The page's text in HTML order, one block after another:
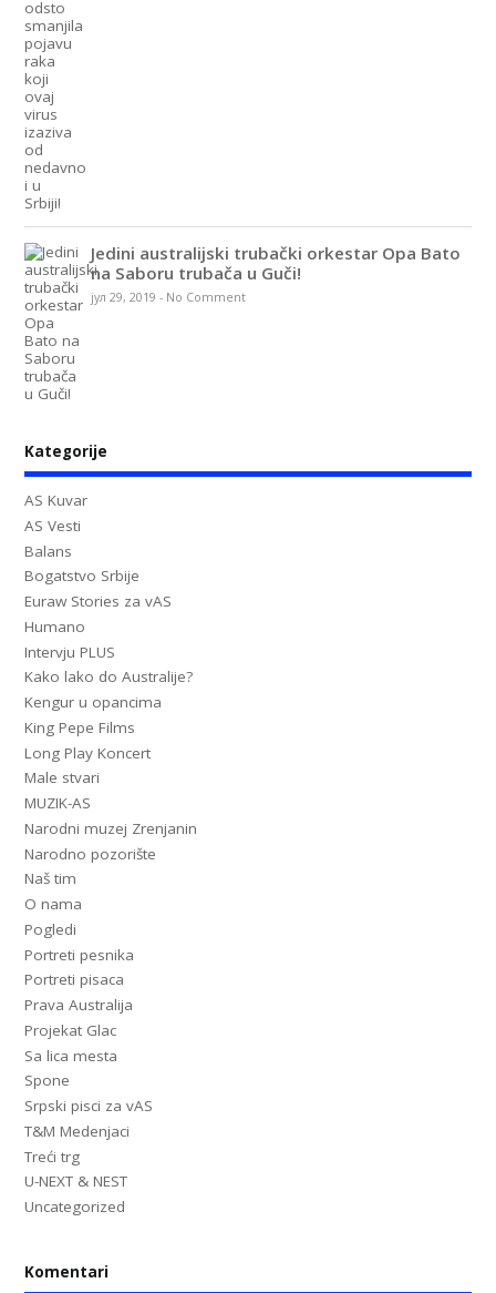
Jedini australijski trubački orkestar Opa Bato
na Saboru trubača u Guči!
јул 29, 2019 - No Comment
Kategorije
AS Kuvar
AS Vesti
Balans
Bogatstvo Srbije
Euraw Stories za vAS
Humano
Intervju PLUS
Kako lako do Australije?
Kengur u opancima
King Pepe Films
Long Play Koncert
Male stvari
MUZIK-AS
Narodni muzej Zrenjanin
Narodno pozorište
Naš tim
O nama
Pogledi
Portreti pesnika
Portreti pisaca
Prava Australija
Projekat Glac
Sa lica mesta
Spone
Srpski pisci za vAS
T&M Medenjaci
Treći trg
U-NEXT & NEST
Uncategorized
Komentari